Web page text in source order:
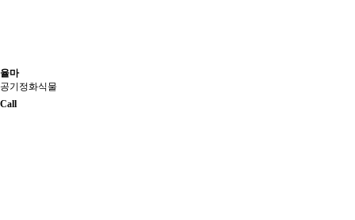
율마
공기정화식물
Call